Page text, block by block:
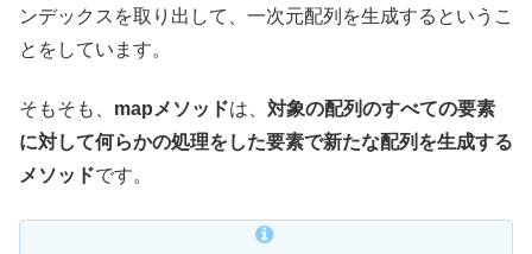
ンデックスを取り出して、一次元配列を生成するというこ
とをしています。
そもそも、 mapメソッドは、 対象の配列のすべての要素
に対して何らかの処理をした要素で新たな配列を生成する
メソッドです。